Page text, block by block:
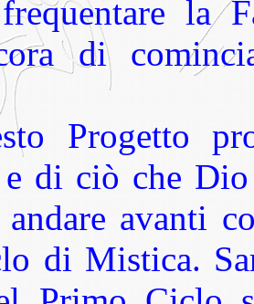
la
di
e di ciò che
avanti
di Mistica.